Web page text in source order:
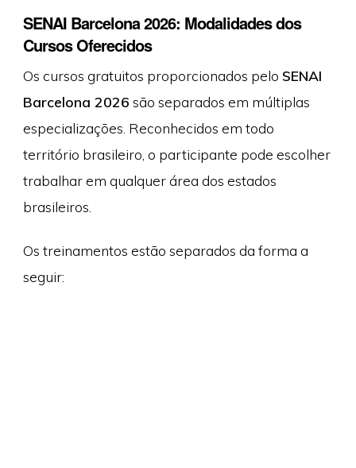
SENAI Barcelona 2026: Modalidades dos
Cursos Oferecidos
Os cursos gratuitos proporcionados pelo SENAI
Barcelona 2026 são separados em múltiplas
especializações. Reconhecidos em todo
território brasileiro, o participante pode escolher
trabalhar em qualquer área dos estados
brasileiros.
Os treinamentos estão separados da forma a
seguir: